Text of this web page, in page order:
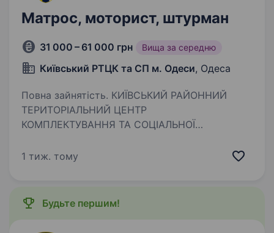
Матрос, моторист, штурман
31 000 – 61 000 грн Вища за середню
Київський РТЦК та СП м. Одеси, Одеса
Повна зайнятість. КИЇВСЬКИЙ РАЙОННИЙ
ТЕРИТОРІАЛЬНИЙ ЦЕНТР
КОМПЛЕКТУВАННЯ ТА СОЦІАЛЬНОЇ
ЗБРОЙНИХ СИЛ УКРАЇНИ ЗА КОНТРАКТОМ.
1 тиж. тому
Будьте першим!